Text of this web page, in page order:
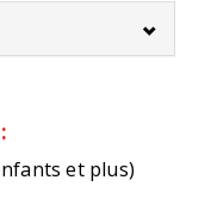
et plus)